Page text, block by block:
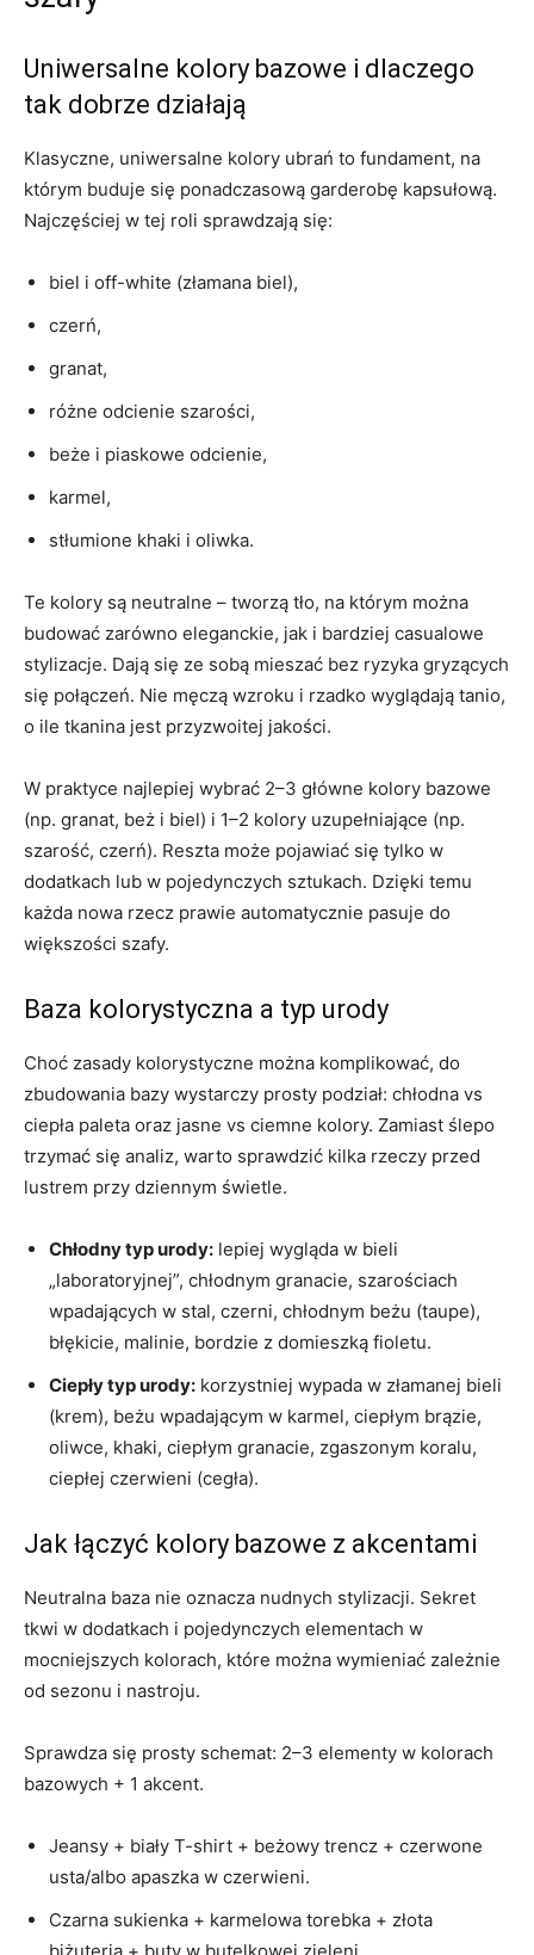
Uniwersalne kolory bazowe i dlaczego
tak dobrze działają
Klasyczne, uniwersalne kolory ubrań to fundament, na
którym buduje się ponadczasową garderobę kapsułową.
Najczęściej w tej roli sprawdzają się:
biel i off-white (złamana biel),
czerń,
granat,
różne odcienie szarości,
beże i piaskowe odcienie,
karmel,
stłumione khaki i oliwka.
Te kolory są neutralne – tworzą tło, na którym można
budować zarówno eleganckie, jak i bardziej casualowe
stylizacje. Dają się ze sobą mieszać bez ryzyka gryzących
się połączeń. Nie męczą wzroku i rzadko wyglądają tanio,
o ile tkanina jest przyzwoitej jakości.
W praktyce najlepiej wybrać 2–3 główne kolory bazowe
(np. granat, beż i biel) i 1–2 kolory uzupełniające (np.
szarość, czerń). Reszta może pojawiać się tylko w
dodatkach lub w pojedynczych sztukach. Dzięki temu
każda nowa rzecz prawie automatycznie pasuje do
większości szafy.
Baza kolorystyczna a typ urody
Choć zasady kolorystyczne można komplikować, do
zbudowania bazy wystarczy prosty podział: chłodna vs
ciepła paleta oraz jasne vs ciemne kolory. Zamiast ślepo
trzymać się analiz, warto sprawdzić kilka rzeczy przed
lustrem przy dziennym świetle.
Chłodny typ urody: lepiej wygląda w bieli
„laboratoryjnej”, chłodnym granacie, szarościach
wpadających w stal, czerni, chłodnym beżu (taupe),
błękicie, malinie, bordzie z domieszką fioletu.
Ciepły typ urody: korzystniej wypada w złamanej bieli
(krem), beżu wpadającym w karmel, ciepłym brązie,
oliwce, khaki, ciepłym granacie, zgaszonym koralu,
ciepłej czerwieni (cegła).
Jak łączyć kolory bazowe z akcentami
Neutralna baza nie oznacza nudnych stylizacji. Sekret
tkwi w dodatkach i pojedynczych elementach w
mocniejszych kolorach, które można wymieniać zależnie
od sezonu i nastroju.
Sprawdza się prosty schemat: 2–3 elementy w kolorach
bazowych + 1 akcent.
Jeansy + biały T-shirt + beżowy trencz + czerwone
usta/albo apaszka w czerwieni.
Czarna sukienka + karmelowa torebka + złota